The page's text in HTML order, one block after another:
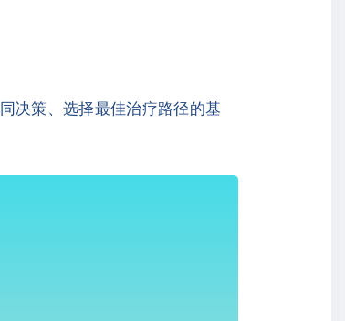
决策、选择最佳治疗路径的基